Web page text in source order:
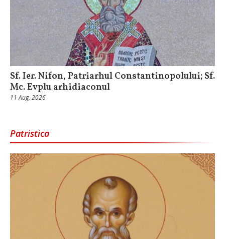
Sf. Ier. Nifon, Patriarhul Constantinopolului; Sf.
Mc. Evplu arhidiaconul
11 Aug, 2026
Patristica